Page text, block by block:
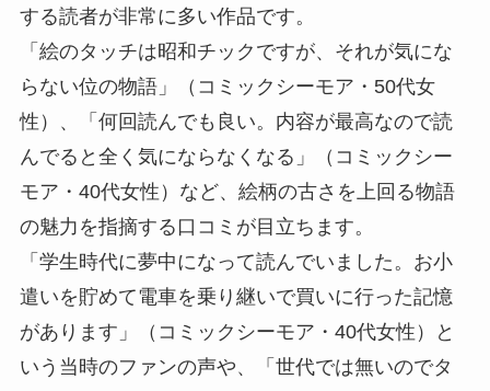
する読者が非常に多い作品です。
「絵のタッチは昭和チックですが、それが気にな
らない位の物語」（コミックシーモア・50代女
性）、「何回読んでも良い。内容が最高なので読
んでると全く気にならなくなる」（コミックシー
モア・40代女性）など、絵柄の古さを上回る物語
の魅力を指摘する口コミが目立ちます。
「学生時代に夢中になって読んでいました。お小
遣いを貯めて電車を乗り継いで買いに行った記憶
があります」（コミックシーモア・40代女性）と
いう当時のファンの声や、「世代では無いのでタ